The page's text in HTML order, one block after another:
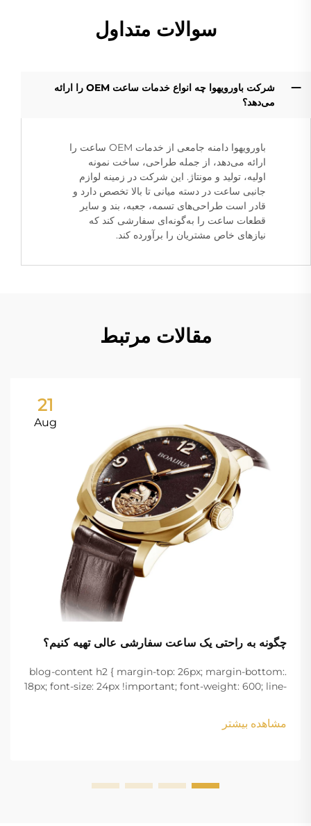
سوالات متداول
شرکت باورویهوا چه انواع خدمات ساعت OEM را ارائه
می‌دهد؟
باورویهوا دامنه جامعی از خدمات OEM ساعت را
ارائه می‌دهد، از جمله طراحی، ساخت نمونه
اولیه، تولید و مونتاژ. این شرکت در زمینه لوازم
جانبی ساعت در دسته میانی تا بالا تخصص دارد و
قادر است طراحی‌های تسمه، جعبه، بند و سایر
قطعات ساعت را به‌گونه‌ای سفارشی کند که
نیازهای خاص مشتریان را برآورده کند.
مقالات مرتبط
21
Aug
چگونه به راحتی یک ساعت سفارشی عالی تهیه کنیم؟
.blog-content h2 { margin-top: 26px; margin-bottom:
18px; font-size: 24px !important; font-weight: 600; line-
margin-bottom: 18px; font-size: 20px !important; font-
w...
مشاهده بیشتر